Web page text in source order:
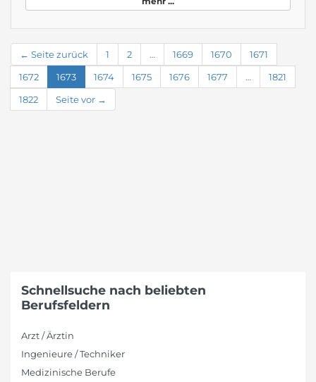
← Seite zurück 1 2 … 1669 1670
1671
1672
1673 1674 1675 1676 1677 …
1821
1822
Seite vor →
Schnellsuche nach beliebten
Berufsfeldern
Arzt / Ärztin
Ingenieure / Techniker
Medizinische Berufe